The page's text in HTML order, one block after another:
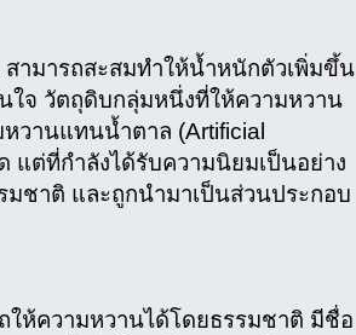
ามารถสะสมทำให้น้ำหนักตัวเพิ่มขึ้น
ใจ วัตถุดิบกลุ่มหนึ่งที่ให้ความหวาน
วานแทนน้ำตาล (Artificial
ต่ที่กำลังได้รับความนิยมเป็นอย่าง
ชาติ และถูกนำมาเป็นส่วนประกอบ
ห้ความหวานได้โดยธรรมชาติ มีชื่อ